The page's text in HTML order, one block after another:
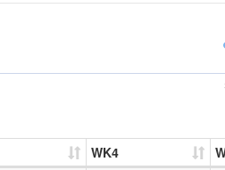
WK4